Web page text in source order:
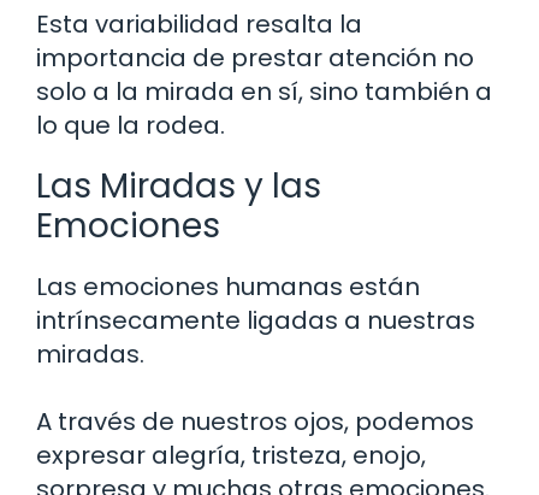
Esta variabilidad resalta la
importancia de prestar atención no
solo a la mirada en sí, sino también a
lo que la rodea.
Las Miradas y las
Emociones
Las emociones humanas están
intrínsecamente ligadas a nuestras
miradas.
A través de nuestros ojos, podemos
expresar alegría, tristeza, enojo,